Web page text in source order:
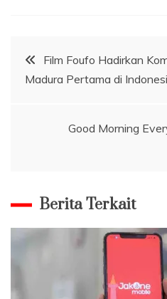
Navigasi
pos
Film Foufo Hadirkan
Madura Pertama di
Good Morning
Berita Terkait